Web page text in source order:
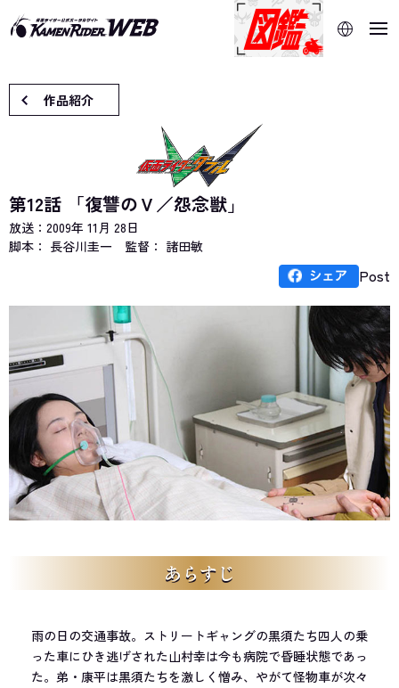
当サイトでは、機械的な自動翻訳サービスを使用していま
す。指定した言語に切り替わらないページは、ブラウザの翻
訳機能をご利用ください。
作品紹介
第12話 「復讐のＶ／怨念獣」
放送： 2009年 11月 28日
脚本： 長谷川圭一
監督： 諸田敏
Post
あらすじ
雨の日の交通事故。ストリートギャングの黒須たち四人の乗
った車にひき逃げされた山村幸は今も病院で昏睡状態であっ
た。弟・康平は黒須たちを激しく憎み、やがて怪物車が次々